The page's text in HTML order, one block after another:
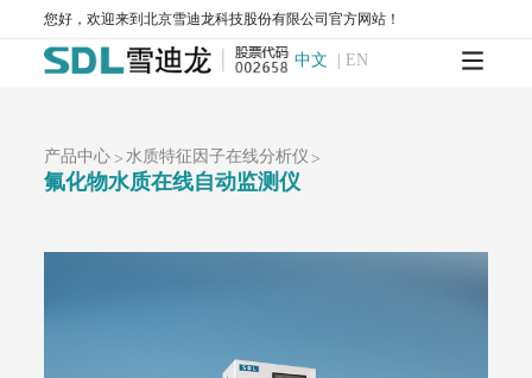
您好，欢迎来到北京雪迪龙科技股份有限公司官方网站！
中文 | EN
AQMS-900-环境空气质量连续自动监测系统
AQMS-900CL-环境空气臭氧（化学发光法）自动监测系统
AQMS-900HM-环境空气颗粒物元素成分自动监测系统
AQMS-900C-PM₂.₅-颗粒物PM₂.₅监测仪
AQMS-900C-PM₁₀-颗粒物PM₁₀监测仪
T1200-化学发光法氮氧化物分析仪
T1200-NH₃-化学发光法氨气分析仪
AQMS-1100-微型环境空气质量监测系统
产品中心 > 水质特征因子在线分析仪 >
氟化物水质在线自动监测仪